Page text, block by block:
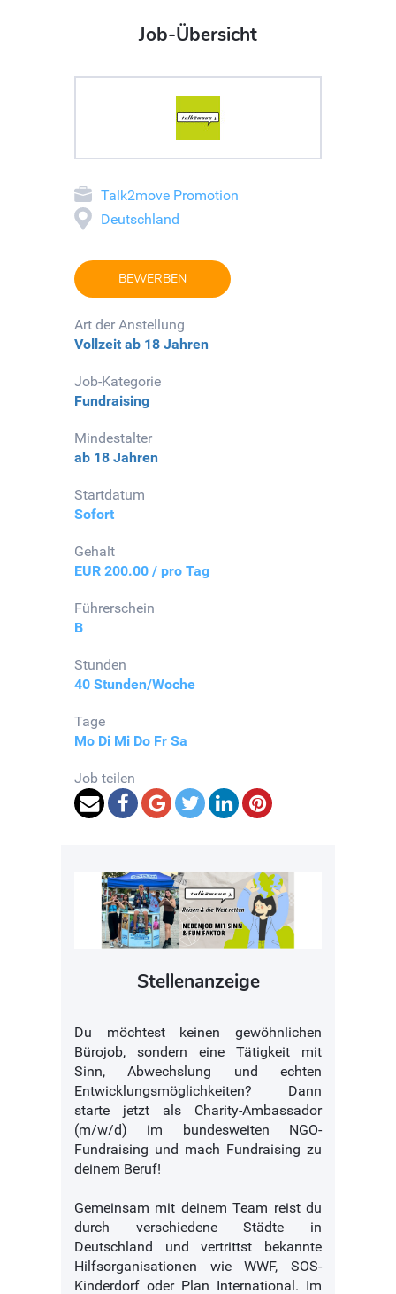
Job-Übersicht
Talk2move Promotion
Deutschland
BEWERBEN
Art der Anstellung
Vollzeit ab 18 Jahren
Job-Kategorie
Fundraising
Mindestalter
ab 18 Jahren
Startdatum
Sofort
Gehalt
EUR 200.00 / pro Tag
Führerschein
B
Stunden
40 Stunden/Woche
Tage
Mo Di Mi Do Fr Sa
Job teilen
Stellenanzeige
Du möchtest keinen gewöhnlichen
Bürojob, sondern eine Tätigkeit mit
Sinn, Abwechslung und echten
Entwicklungsmöglichkeiten? Dann
starte jetzt als Charity-Ambassador
(m/w/d) im bundesweiten NGO-
Fundraising und mach Fundraising zu
deinem Beruf!
Gemeinsam mit deinem Team reist du
durch verschiedene Städte in
Deutschland und vertrittst bekannte
Hilfsorganisationen wie WWF, SOS-
Kinderdorf oder Plan International. Im